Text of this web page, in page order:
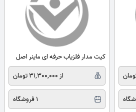
کیت مدار فلزیاب حرفه ای ماینر اصل
از 31,300,000 تومان
1 فروشگاه